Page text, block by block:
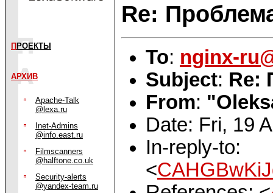
П РОЕКТЫ
АРХИВ
Apache-Talk
@lexa.ru
Inet-Admins
@info.east.ru
Filmscanners
@halftone.co.uk
Security-alerts
@yandex-team.ru
Re:
To: nginx-
Subject: Re:
From:
Date: Fri, 19
In-reply-to:
<